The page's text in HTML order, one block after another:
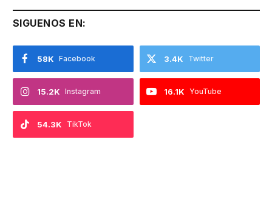
SIGUENOS EN:
Facebook
58K Twitter
3.4K
Instagram
15.2K YouTube
16.1K
TikTok
54.3K